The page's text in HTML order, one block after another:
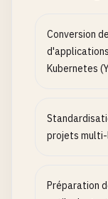
Conversion
Kubernetes
projets
Préparation